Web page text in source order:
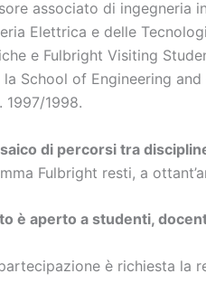
associato di ingegneria
Elettrica e delle
e Fulbright Visiting
la School of Engineering
1997/1998.
di percorsi tra
Fulbright resti, a
è aperto a studenti,
è richiesta la